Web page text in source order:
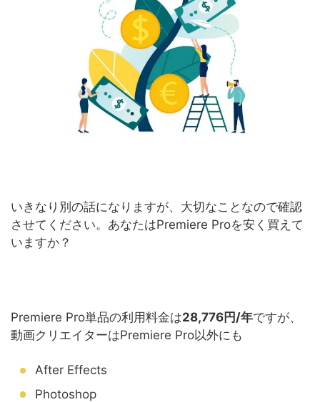
いきなり別の話になりますが、大切なことなので確認
させてください。あなたはPremiere Proを安く買えて
いますか？
Premiere Pro単品の利用料金は28,776円/年ですが、
動画クリエイターはPremiere Pro以外にも
After Effects
Photoshop